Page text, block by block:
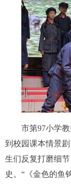
市第97小学
到校园课本情景
生们反复打磨细
史。“《金色的鱼